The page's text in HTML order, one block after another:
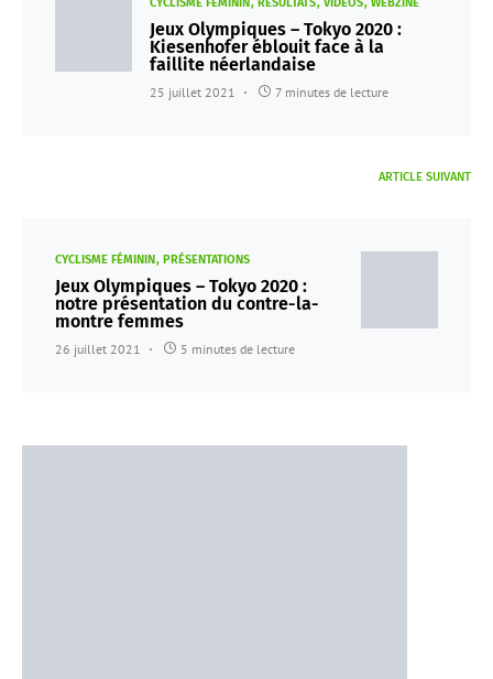
Jeux Olympiques – Tokyo 2020 :
Kiesenhofer éblouit face à la
faillite néerlandaise
25 juillet 2021 7 minutes de lecture
ARTICLE SUIVANT
CYCLISME FÉMININ PRÉSENTATIONS
Jeux Olympiques – Tokyo 2020 :
notre présentation du contre-la-
montre femmes
26 juillet 2021 5 minutes de lecture